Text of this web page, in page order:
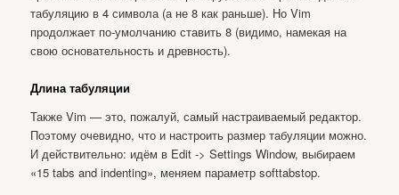
табуляцию в 4 символа (а не 8 как раньше). Но Vim
продолжает по-умолчанию ставить 8 (видимо, намекая на
свою основательность и древность).
Длина табуляции
Также Vim — это, пожалуй, самый настраиваемый редактор.
Поэтому очевидно, что и настроить размер табуляции можно.
И действительно: идём в Edit -> Settings Window, выбираем
«15 tabs and indenting», меняем параметр softtabstop.